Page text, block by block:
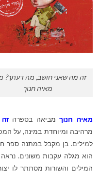
זה מה שאני חושב, מה דעתך?
מאיה חנוך
מאיה חנוךמביאה בספרה
מרהיבה ומיוחדת במינה, על
למילים. בן מקבל במתנה ספר
הוא מגלה עקבות משונים.
המילים והשורות מסתתר לו